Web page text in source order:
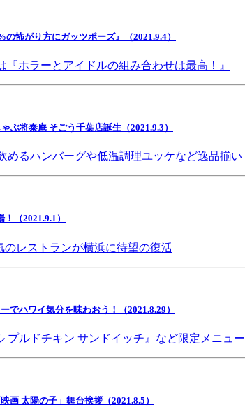
怖がり方にガッツポーズ』（2021.9.4）
ホラーとアイドルの組み合わせは最高！』
ぶ将泰庵 そごう千葉店誕生（2021.9.3）
めるハンバーグや低温調理ユッケなど逸品揃い
（2021.9.1）
レストランが横浜に待望の復活
でハワイ気分を味わおう！（2021.8.29）
プルドチキン サンドイッチ』など限定メニュー
太陽の子」舞台挨拶（2021.8.5）